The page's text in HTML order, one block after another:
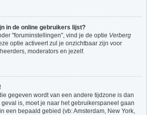
in de online gebruikers lijst?
"foruminstellingen", vind je de optie Verberg
optie activeert zul je onzichtbaar zijn voor
moderators en jezelf.
gegeven wordt van een andere tijdzone is dan
is, moet je naar het gebruikerspaneel gaan
een bepaald gebied (vb: Amsterdam, New York,